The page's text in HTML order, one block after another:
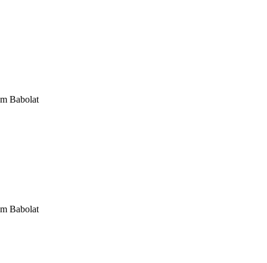
Babolat
Babolat